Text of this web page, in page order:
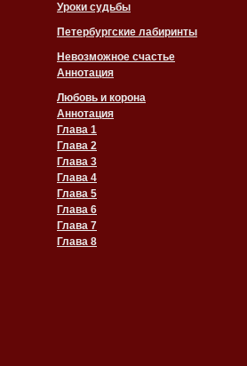
Уроки судьбы
Петербургские лабиринты
Невозможное счастье
Аннотация
Любовь и корона
Аннотация
Глава 1
Глава 2
Глава 3
Глава 4
Глава 5
Глава 6
Глава 7
Глава 8